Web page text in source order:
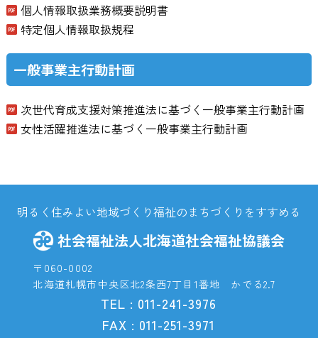
個人情報取扱業務概要説明書
特定個人情報取扱規程
一般事業主行動計画
次世代育成支援対策推進法に基づく一般事業主行動計画
女性活躍推進法に基づく一般事業主行動計画
明るく住みよい地域づくり福祉のまちづくりをすすめる
社会福祉法人北海道社会福祉協議会
〒060-0002
北海道札幌市中央区北2条西7丁目1番地 かでる2.7
TEL : 011-241-3976
FAX : 011-251-3971